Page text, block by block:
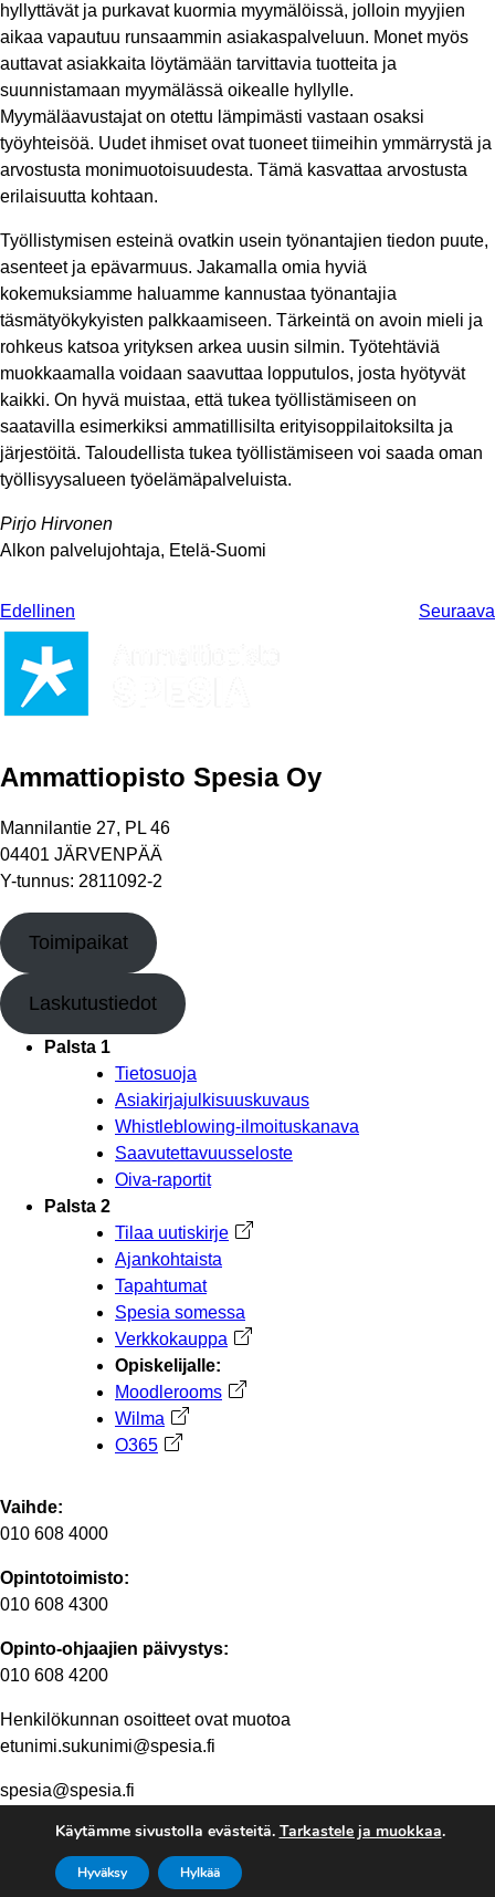
hyllyttävät ja purkavat kuormia myymälöissä, jolloin myyjien
aikaa vapautuu runsaammin asiakaspalveluun. Monet myös
auttavat asiakkaita löytämään tarvittavia tuotteita ja
suunnistamaan myymälässä oikealle hyllylle.
Myymäläavustajat on otettu lämpimästi vastaan osaksi
työyhteisöä. Uudet ihmiset ovat tuoneet tiimeihin ymmärrystä ja
arvostusta monimuotoisuudesta. Tämä kasvattaa arvostusta
erilaisuutta kohtaan.
Työllistymisen esteinä ovatkin usein työnantajien tiedon puute,
asenteet ja epävarmuus. Jakamalla omia hyviä
kokemuksiamme haluamme kannustaa työnantajia
täsmätyökykyisten palkkaamiseen. Tärkeintä on avoin mieli ja
rohkeus katsoa yrityksen arkea uusin silmin. Työtehtäviä
muokkaamalla voidaan saavuttaa lopputulos, josta hyötyvät
kaikki. On hyvä muistaa, että tukea työllistämiseen on
saatavilla esimerkiksi ammatillisilta erityisoppilaitoksilta ja
järjestöitä. Taloudellista tukea työllistämiseen voi saada oman
työllisyysalueen työelämäpalveluista.
Pirjo Hirvonen
Alkon palvelujohtaja, Etelä-Suomi
Edellinen Seuraava
Ammattiopisto Spesia Oy
Mannilantie 27, PL 46
04401 JÄRVENPÄÄ
Y-tunnus: 2811092-2
Toimipaikat
Laskutustiedot
Palsta 1
Tietosuoja
Asiakirjajulkisuuskuvaus
Whistleblowing-ilmoituskanava
Saavutettavuusseloste
Oiva-raportit
Palsta 2
Tilaa uutiskirje Avautuu uuteen välilehteen
Ajankohtaista
Tapahtumat
Spesia somessa
Verkkokauppa Avautuu uuteen välilehteen
Opiskelijalle:
Moodlerooms Avautuu uuteen välilehteen
Wilma Avautuu uuteen välilehteen
O365 Avautuu uuteen välilehteen
Vaihde:
010 608 4000
Opintotoimisto:
010 608 4300
Opinto-ohjaajien päivystys:
010 608 4200
Henkilökunnan osoitteet ovat muotoa
etunimi.sukunimi@spesia.fi
spesia@spesia.fi
Henkilöstön yhteystiedot
Käytämme sivustolla evästeitä. Tarkastele ja muokkaa.
Hyväksy Hylkää